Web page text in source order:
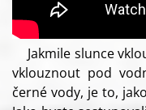
Jakmile slunce
vklouznout pod
černé vody, je to,